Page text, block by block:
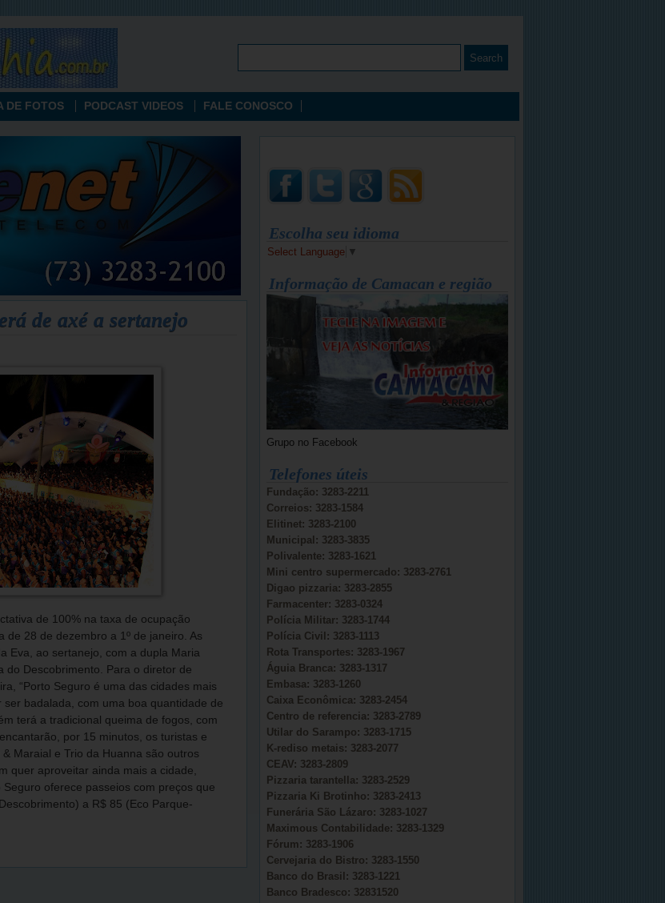
DE FOTOS PODCAST VIDEOS FALE CONOSCO
de axé a sertanejo
de 100% na taxa de ocupação
de 28 de dezembro a 1º de janeiro. As
Eva, ao sertanejo, com a dupla Maria
do Descobrimento. Para o diretor de
“Porto Seguro é uma das cidades mais
badalada, com uma boa quantidade de
terá a tradicional queima de fogos, com
por 15 minutos, os turistas e
Maraial e Trio da Huanna são outros
quer aproveitar ainda mais a cidade,
oferece passeios com preços que
a R$ 85 (Eco Parque-
Escolha seu idioma
Select Language ▼
Informação de Camacan e região
Grupo no Facebook
Telefones úteis
Fundação: 3283-2211
Correios: 3283-1584
Elitinet: 3283-2100
Municipal: 3283-3835
Polivalente: 3283-1621
Mini centro supermercado: 3283-2761
Digao pizzaria: 3283-2855
Farmacenter: 3283-0324
Polícia Militar: 3283-1744
Polícia Civil: 3283-1113
Rota Transportes: 3283-1967
Águia Branca: 3283-1317
Embasa: 3283-1260
Caixa Econômica: 3283-2454
Centro de referencia: 3283-2789
Utilar do Sarampo: 3283-1715
K-rediso metais: 3283-2077
CEAV: 3283-2809
Pizzaria tarantella: 3283-2529
Pizzaria Ki Brotinho: 3283-2413
Funerária São Lázaro: 3283-1027
Maximous Contabilidade: 3283-1329
Fórum: 3283-1906
Cervejaria do Bistro: 3283-1550
Banco do Brasil: 3283-1221
Banco Bradesco: 32831520